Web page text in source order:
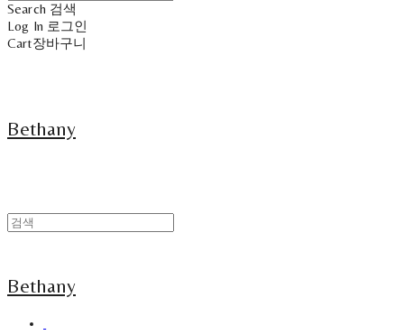
Search 검색
Log In 로그인
Cart장바구니
Bethany
Bethany